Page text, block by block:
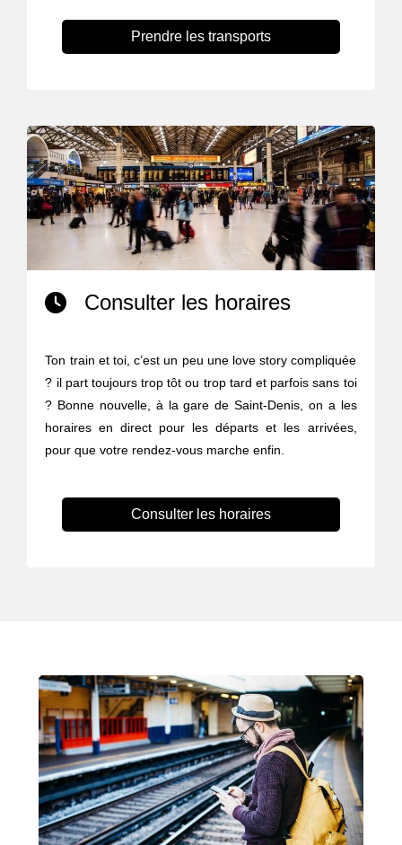
Prendre les transports
Consulter les horaires
Ton train et toi, c’est un peu une love story compliquée
? il part toujours trop tôt ou trop tard et parfois sans toi
? Bonne nouvelle, à la gare de Saint-Denis, on a les
horaires en direct pour les départs et les arrivées,
pour que votre rendez-vous marche enfin.
Consulter les horaires